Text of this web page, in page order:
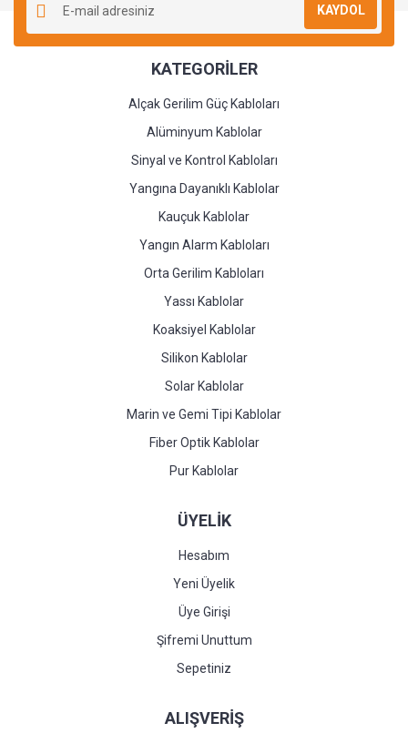
KAYDOL
KATEGORİLER
Alçak Gerilim Güç Kabloları
Alüminyum Kablolar
Sinyal ve Kontrol Kabloları
Yangına Dayanıklı Kablolar
Kauçuk Kablolar
Yangın Alarm Kabloları
Orta Gerilim Kabloları
Yassı Kablolar
Koaksiyel Kablolar
Silikon Kablolar
Solar Kablolar
Marin ve Gemi Tipi Kablolar
Fiber Optik Kablolar
Pur Kablolar
ÜYELİK
Hesabım
Yeni Üyelik
Üye Girişi
Şifremi Unuttum
Sepetiniz
ALIŞVERİŞ